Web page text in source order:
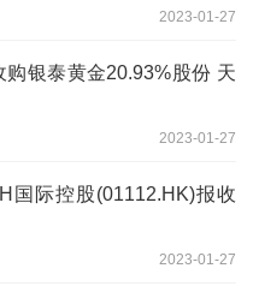
2023-01-27
购银泰黄金20.93%股份 天
2023-01-27
国际控股(01112.HK)报收
2023-01-27